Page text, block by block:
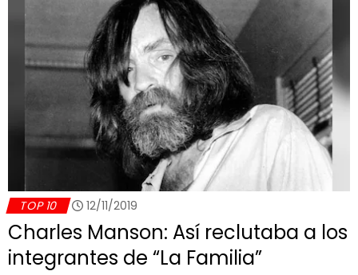
TOP 10 12/11/2019
Charles Manson: Así reclutaba a los
integrantes de “La Familia”